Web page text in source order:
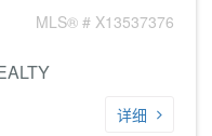
MLS® # X13537376
详细